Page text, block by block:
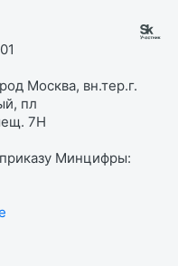
Москва, вн.тер.г.
пл
7Н
Минцифры: